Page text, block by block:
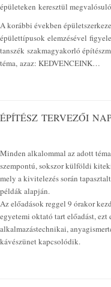
épületeken keresztül
A korábbi években
épülettípusok elemzésével
tanszék szakmagyakorló
téma, azaz: KEDVENCEINK…
ÉPÍTÉSZ TERVEZŐI
Minden alkalommal az adott
szempontú, sokszor külföldi
mely a kivitelezés során
példák alapján.
Az előadások reggel 9 órakor
egyetemi oktató tart előadást,
alkalmazástechnikai,
kávészünet kapcsolódik.